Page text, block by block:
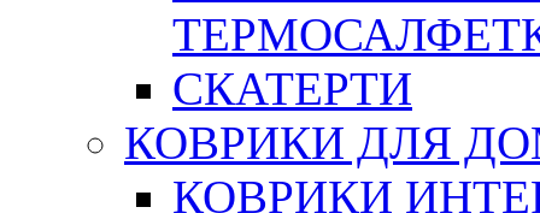
СКАТЕРТИ
КОВРИКИ ДЛЯ
КОВРИКИ